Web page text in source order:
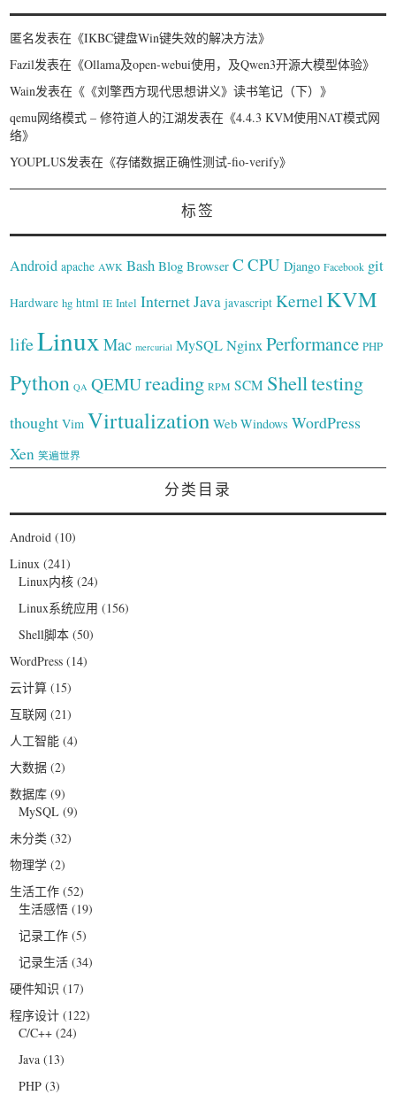
匿名发表在《IKBC键盘Win键失效的解决方法》
Fazil发表在《Ollama及open-webui使用，及Qwen3开源大模型体验》
Wain发表在《 《刘擎西方现代思想讲义》读书笔记（下）》
qemu网络模式 – 修符道人的江湖发表在《4.4.3 KVM使用NAT模式网
络》
YOUPLUS发表在《存储数据正确性测试-fio-verify》
标签
Android apache AWK Bash Blog Browser C CPU Django Facebook git
Hardware hg html IE Intel InternetJava javascript Kernel KVM
lifeLinux Mac mercurial MySQLNginxPerformance PHP
Python QA QEMUreading RPM SCM Shelltesting
thought Vim Virtualization Web Windows WordPress
Xen 笑遍世界
分类目录
Android (10)
Linux (241)
Linux内核 (24)
Linux系统应用 (156)
Shell脚本 (50)
WordPress (14)
云计算 (15)
互联网 (21)
人工智能 (4)
大数据 (2)
数据库 (9)
MySQL (9)
未分类 (32)
物理学 (2)
生活工作 (52)
生活感悟 (19)
记录工作 (5)
记录生活 (34)
硬件知识 (17)
程序设计 (122)
C/C++ (24)
Java (13)
PHP (3)